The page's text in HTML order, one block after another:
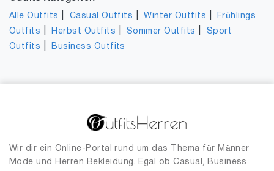
Alle Outfits Casual Outfits |Winter Outfits
Frühlings
Outfits
Herbst Outfits Sommer Outfits
Sport
Outfits
Business Outfits
Wir dir ein Online-Portal rund um das Thema für Männer
Mode und Herren Bekleidung. Egal ob Casual, Business